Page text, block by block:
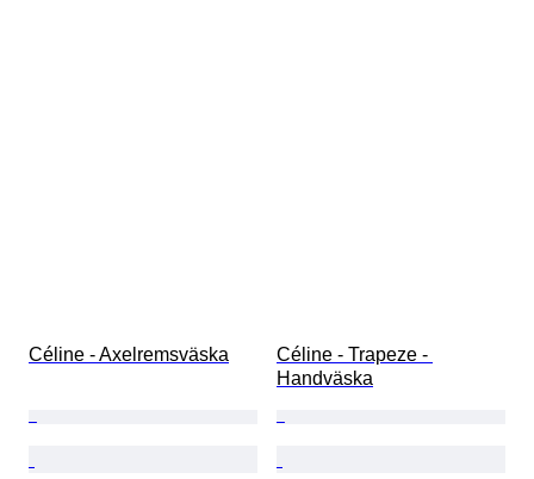
Céline - Axelremsväska
Céline - Trapeze -
Handväska